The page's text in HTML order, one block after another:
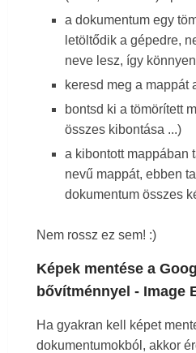
a dokumentum egy
letöltődik a gépedre,
neve lesz, így
keresd meg a mappát
bontsd ki a tömörített
összes kibontása ...)
a kibontott mappában
nevű mappát, ebben
dokumentum összes
Nem rossz ez sem! :)
Képek mentése a
bővítménnyel - Image
Ha gyakran kell képet
dokumentumokból, akkor